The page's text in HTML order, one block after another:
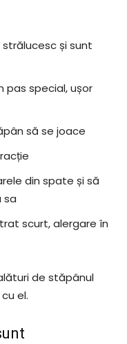
și sunt
pas special, ușor
să se joace
din spate și să
sa
scurt, alergare în
de stăpânul
el.